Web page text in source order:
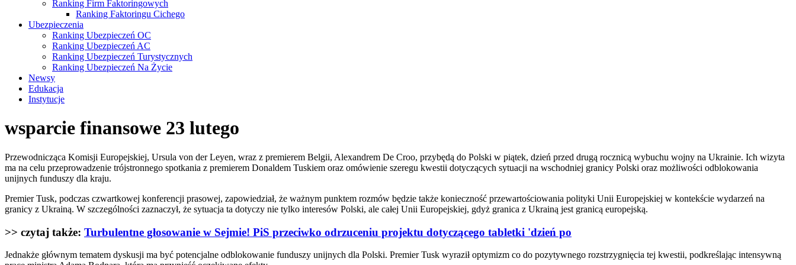
Ranking Firm Faktoringowych
Ranking Faktoringu Cichego
Ubezpieczenia
Ranking Ubezpieczeń OC
Ranking Ubezpieczeń AC
Ranking Ubezpieczeń Turystycznych
Ranking Ubezpieczeń Na Życie
Newsy
Edukacja
Instytucje
wsparcie finansowe 23 lutego
Przewodnicząca Komisji Europejskiej, Ursula von der Leyen, wraz z premierem Belgii, Alexandrem De Croo, przybędą do Polski w piątek, dzień przed drugą rocznicą wybuchu wojny na Ukrainie. Ich wizyta
ma na celu przeprowadzenie trójstronnego spotkania z premierem Donaldem Tuskiem oraz omówienie szeregu kwestii dotyczących sytuacji na wschodniej granicy Polski oraz możliwości odblokowania
unijnych funduszy dla kraju.
Premier Tusk, podczas czwartkowej konferencji prasowej, zapowiedział, że ważnym punktem rozmów będzie także konieczność przewartościowania polityki Unii Europejskiej w kontekście wydarzeń na
granicy z Ukrainą. W szczególności zaznaczył, że sytuacja ta dotyczy nie tylko interesów Polski, ale całej Unii Europejskiej, gdyż granica z Ukrainą jest granicą europejską.
>> czytaj także: Turbulentne głosowanie w Sejmie! PiS przeciwko odrzuceniu projektu dotyczącego tabletki 'dzień po
Jednakże głównym tematem dyskusji ma być potencjalne odblokowanie funduszy unijnych dla Polski. Premier Tusk wyraził optymizm co do pozytywnego rozstrzygnięcia tej kwestii, podkreślając intensywną